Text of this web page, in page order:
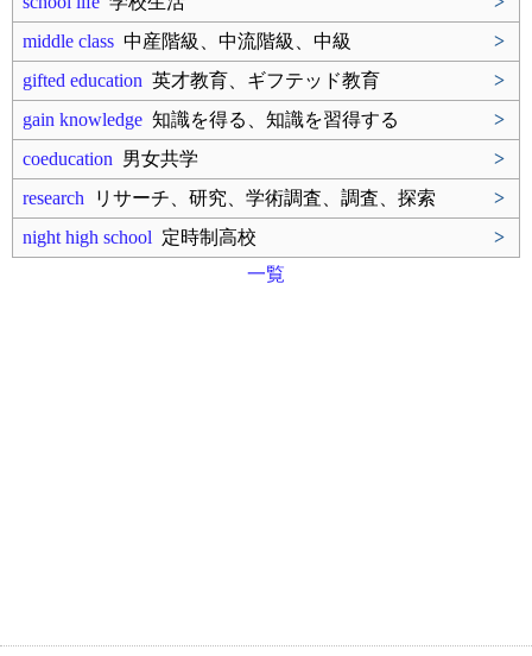
middle class 中産階級、中流階級、中級
>
gifted education 英才教育、ギフテッド教育
>
gain knowledge 知識を得る、知識を習得する
>
coeducation 男女共学
>
research リサーチ、研究、学術調査、調査、探索
>
night high school 定時制高校
>
一覧